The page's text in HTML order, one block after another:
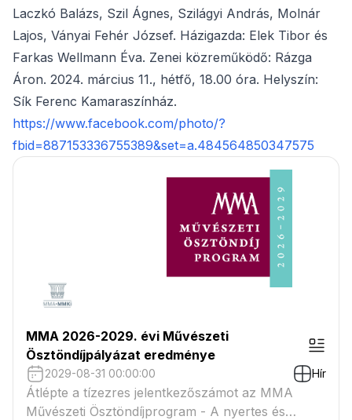
Laczkó Balázs, Szil Ágnes, Szilágyi András, Molnár
Lajos, Ványai Fehér József. Házigazda: Elek Tibor és
Farkas Wellmann Éva. Zenei közreműködő: Rázga
Áron. 2024. március 11., hétfő, 18.00 óra. Helyszín:
Sík Ferenc Kamaraszínház.
https://www.facebook.com/photo/?
fbid=887153336755389&set=a.484564850347575
MMA 2026-2029. évi Művészeti
Ösztöndíjpályázat eredménye
2029-08-31 00:00:00 Hír
Átlépte a tízezres jelentkezőszámot az MMA
Művészeti Ösztöndíjprogram - A nyertes és